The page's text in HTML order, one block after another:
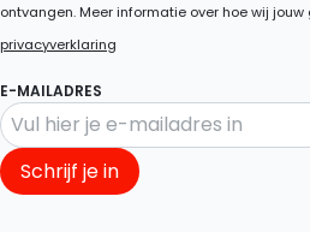
ontvangen. Meer informatie over hoe wij
privacyverklaring
E-MAILADRES
Schrijf je in